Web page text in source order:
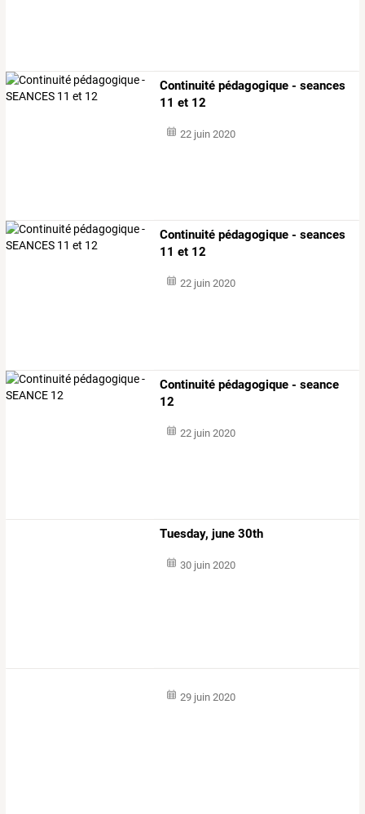
Continuité pédagogique - seances
11 et 12
22 juin 2020
Continuité pédagogique - seances
11 et 12
22 juin 2020
Continuité pédagogique - seance
12
22 juin 2020
Tuesday, june 30th
30 juin 2020
29 juin 2020